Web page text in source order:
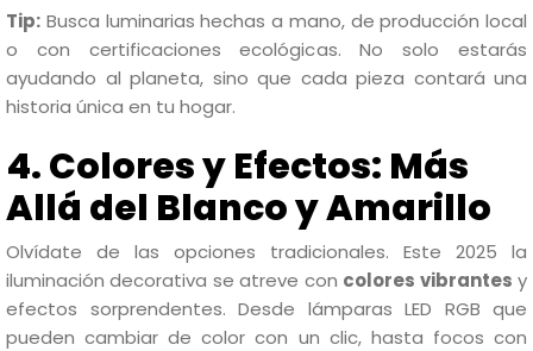
Tip: Busca luminarias hechas a mano, de producción local
o con certificaciones ecológicas. No solo estarás
ayudando al planeta, sino que cada pieza contará una
historia única en tu hogar.
4. Colores y Efectos: Más
Allá del Blanco y Amarillo
Olvídate de las opciones tradicionales. Este 2025 la
iluminación decorativa se atreve con colores vibrantes y
efectos sorprendentes. Desde lámparas LED RGB que
pueden cambiar de color con un clic, hasta focos con